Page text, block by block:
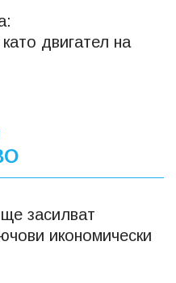
двигател на
засилват
икономически